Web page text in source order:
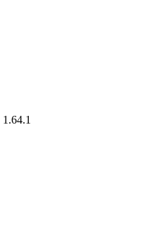
1.64.1